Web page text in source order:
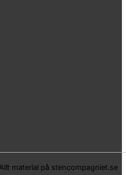
material på stencompagniet.se